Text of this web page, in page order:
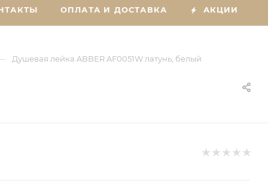
ОПЛАТА И ДОСТАВКА АКЦИИ
Душевая лейка ABBER AF0051W латунь, белый